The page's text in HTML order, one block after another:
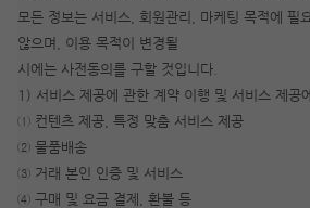
모든 정보는 서비스, 회원관리, 마케팅 목적에 필
않으며, 이용 목적이 변경될
시에는 사전동의를 구할 것입니다.
1) 서비스 제공에 관한 계약 이행 및 서비스 제공
① 컨텐츠 제공, 특정 맞춤 서비스 제공
② 물품배송
③ 거래 본인 인증 및 서비스
④ 구매 및 요금 결제, 환불 등